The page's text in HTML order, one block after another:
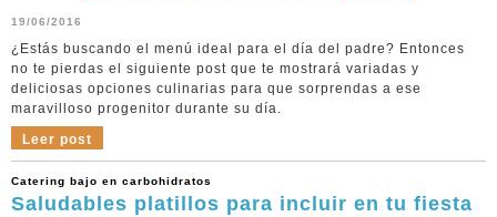
19/06/2016
¿Estás buscando el menú ideal para el día del padre? Entonces
no te pierdas el siguiente post que te mostrará variadas y
deliciosas opciones culinarias para que sorprendas a ese
maravilloso progenitor durante su día.
Leer post
Catering bajo en carbohidratos
Saludables platillos para incluir en tu fiesta